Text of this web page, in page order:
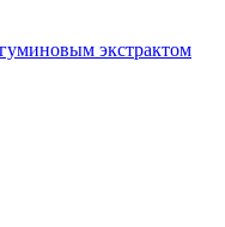
экстрактом